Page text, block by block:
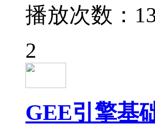
播放次数：
2
GEE引擎基